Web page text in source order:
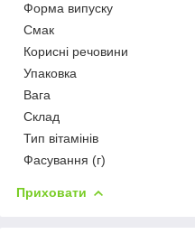
Форма випуску
Смак
Корисні речовини
Упаковка
Вага
Склад
Тип вітамінів
Фасування (г)
Приховати